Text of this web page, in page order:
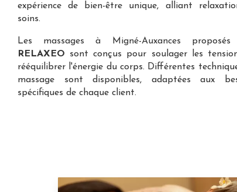
expérience de bien-être unique, alliant
soins.
Les massages à Migné-Auxances
RELAXEO sont conçus pour soulager les
rééquilibrer l'énergie du corps. Différentes
massage sont disponibles, adaptées aux
spécifiques de chaque client.